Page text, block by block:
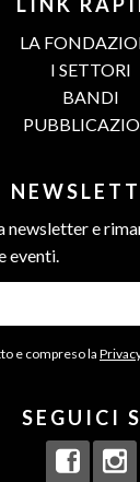
LA
I SETTORI
BANDI
newsletter e
eventi.
e compreso la
SEGUICI